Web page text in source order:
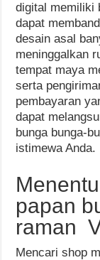
digital memiliki
dapat
desain asal
meninggalkan
tempat maya
serta
pembayaran
dapat
bunga bunga-
istimewa Anda.
papan
raman
Mencari shop